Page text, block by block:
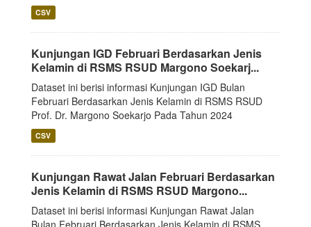
CSV
Kunjungan IGD Februari Berdasarkan Jenis
Kelamin di RSMS RSUD Margono Soekarj...
Dataset ini berisi informasi Kunjungan IGD Bulan
Februari Berdasarkan Jenis Kelamin di RSMS RSUD
Prof. Dr. Margono Soekarjo Pada Tahun 2024
CSV
Kunjungan Rawat Jalan Februari Berdasarkan
Jenis Kelamin di RSMS RSUD Margono...
Dataset ini berisi informasi Kunjungan Rawat Jalan
Bulan Februari Berdasarkan Jenis Kelamin di RSMS